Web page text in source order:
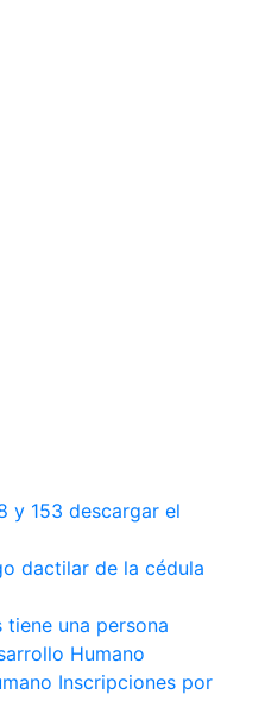
y 153 descargar el
dactilar de la cédula
una persona
Humano
Inscripciones por